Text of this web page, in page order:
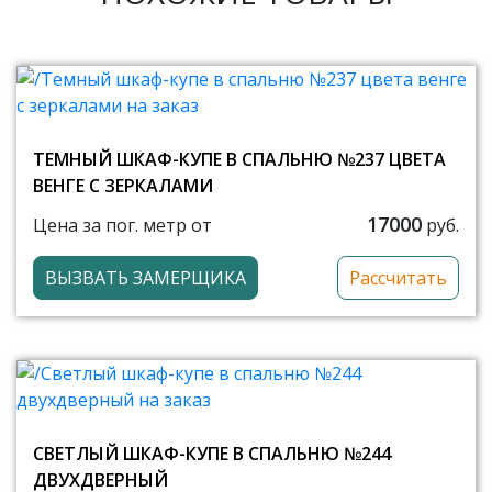
ТЕМНЫЙ ШКАФ-КУПЕ В СПАЛЬНЮ №237 ЦВЕТА
ВЕНГЕ С ЗЕРКАЛАМИ
Цена за пог. метр от
17000 руб.
ВЫЗВАТЬ ЗАМЕРЩИКА Рассчитать
СВЕТЛЫЙ ШКАФ-КУПЕ В СПАЛЬНЮ №244
ДВУХДВЕРНЫЙ